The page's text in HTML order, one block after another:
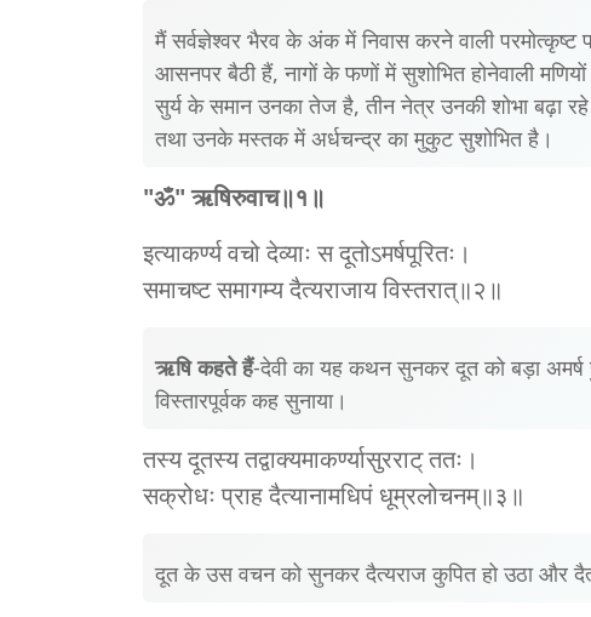
मैं सर्वज्ञेश्वर भैरव के अंक में निवास करने वाली परमोत्कृष्ट
आसनपर बैठी हैं, नागों के फणों में सुशोभित होनेवाली
सुर्य के समान उनका तेज है, तीन नेत्र उनकी शोभा बढ़ा
तथा उनके मस्तक में अर्धचन्द्र का मुकुट सुशोभित है।
"ॐ" ऋषिरुवाच॥१॥
इत्याकर्ण्य वचो देव्याः स दूतोऽमर्षपूरितः।
समाचष्ट समागम्य दैत्यराजाय विस्तरात्॥२॥
ऋषि कहते हैं-देवी का यह कथन सुनकर दूत को बड़ा
विस्तारपूर्वक कह सुनाया।
तस्य दूतस्य तद्वाक्यमाकर्ण्यासुरराट् ततः।
सक्रोधः प्राह दैत्यानामधिपं धूम्रलोचनम्॥३॥
दूत के उस वचन को सुनकर दैत्यराज कुपित हो उठा और